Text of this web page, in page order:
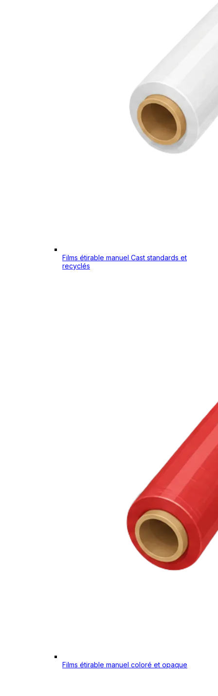
Films étirable manuel Cast standards et
recyclés
Films étirable manuel coloré et opaque